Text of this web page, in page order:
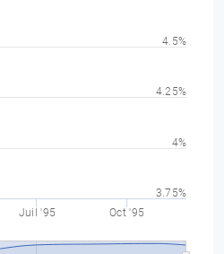
Juil '95 Oct '95
3.75%
4%
4.25%
4.5%